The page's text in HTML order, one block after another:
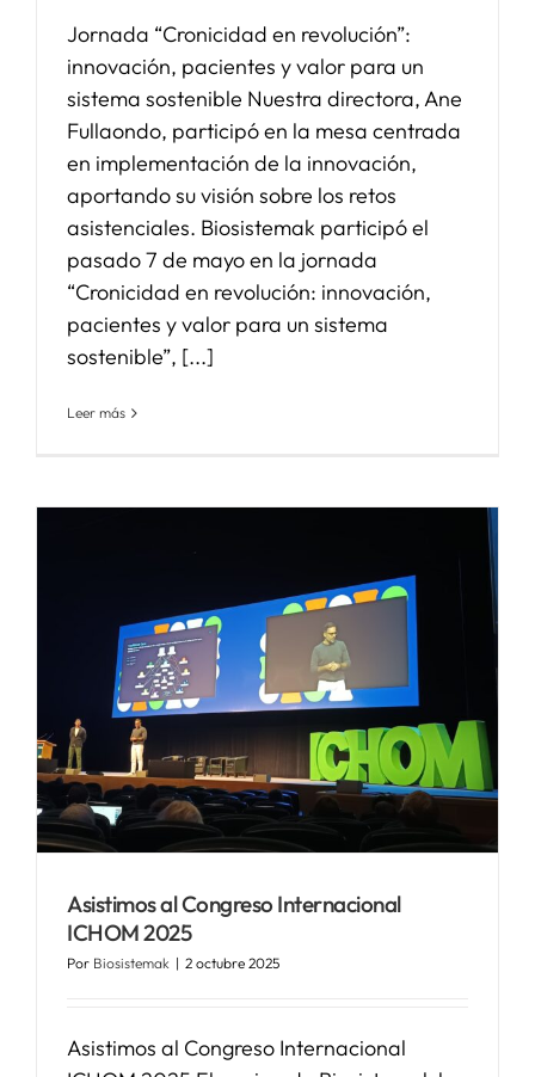
Jornada “Cronicidad en revolución”:
innovación, pacientes y valor para un
sistema sostenible Nuestra directora, Ane
Fullaondo, participó en la mesa centrada
en implementación de la innovación,
aportando su visión sobre los retos
asistenciales. Biosistemak participó el
pasado 7 de mayo en la jornada
“Cronicidad en revolución: innovación,
pacientes y valor para un sistema
sostenible”, [...]
Leer más
Asistimos al Congreso Internacional
ICHOM 2025
Por Biosistemak | 2 octubre 2025
Asistimos al Congreso Internacional